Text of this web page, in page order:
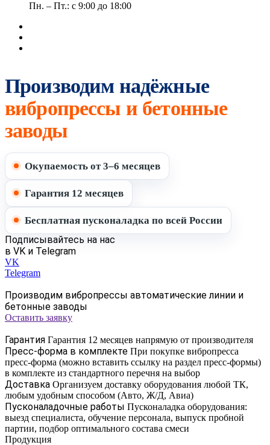
Пн. – Пт.: с 9:00 до 18:00
Производим надёжные
вибропрессы и бетонные
заводы
Окупаемость от 3–6 месяцев
Гарантия 12 месяцев
Бесплатная пусконаладка по всей России
Подписывайтесь на нас
в VK и Telegram
VK
Telegram
Производим вибропрессы автоматические линии и
бетонные заводы
Оставить заявку
Гарантия Гарантия 12 месяцев напрямую от производителя
Пресс-форма в комплекте При покупке вибропресса
пресс-форма (можно вставить ссылку на раздел пресс-формы)
в комплекте из стандартного перечня на выбор
Доставка Организуем доставку оборудования любой ТК,
любым удобным способом (Авто, Ж/Д, Авиа)
Пусконаладочные работы Пусконаладка оборудования:
выезд специалиста, обучение персонала, выпуск пробной
партии, подбор оптимального состава смеси
Продукция